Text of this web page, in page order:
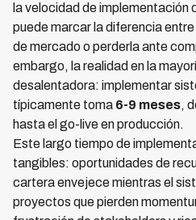
la velocidad de implementación
puede marcar la diferencia
de mercado o perderla ante
embargo, la realidad en la
desalentadora: implementar
típicamente toma 6-9 meses,
hasta el go-live en producción.
Este largo tiempo de
tangibles: oportunidades de
cartera envejece mientras el
proyectos que pierden